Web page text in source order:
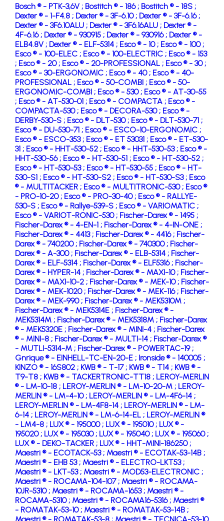
Bosch ® - PTK-3,6V ; Bostitch ® - 186 ; Bostitch ® - 18S ;
Dexter ® - 1-F4.8 ; Dexter ® - 3F-6.10 ; Dexter ® - 3F-6.16 ;
Dexter ® - 3F6.10ALU ; Dexter ® - 3F6.16ALU ; Dexter ® -
4F-6.16 ; Dexter ® - 930915 ; Dexter ® - 930916 ; Dexter ® -
ELB4.8V ; Dexter ® - ELF-5314 ; Esco ® - 10 ; Esco ® - 100 ;
Esco ® - 100-ELEC ; Esco ® - 100-ELECTRIC ; Esco ® - 153
; Esco ® - 20 ; Esco ® - 20-PROFESSIONAL ; Esco ® - 30 ;
Esco ® - 30-ERGONOMIC ; Esco ® - 40 ; Esco ® - 40-
PROFESSIONAL ; Esco ® - 50-COMBI ; Esco ® - 50-
ERGONOMIC-COMBI ; Esco ® - 530 ; Esco ® - AT-30-55
; Esco ® - AT-530-01 ; Esco ® - COMPACTA ; Esco ® -
COMPACTA-530 ; Esco ® - DECORA-530 ; Esco ® -
DERBY-530-S ; Esco ® - DLT-530 ; Esco ® - DLT-530-71 ;
Esco ® - DU-530-71 ; Esco ® - ESCO-10-ERGONOMIC ;
Esco ® - ESCO-353 ; Esco ® - ET 53031 ; Esco ® - ET-530-
31 ; Esco ® - HHT-530-52 ; Esco ® - HHT-530-53 ; Esco ® -
HHT-530-56 ; Esco ® - HT-530-51 ; Esco ® - HT-530-52 ;
Esco ® - HT-530-53 ; Esco ® - HT-530-55 ; Esco ® - HT-
530-S1 ; Esco ® - HT-530-S2 ; Esco ® - HT-530-S3 ; Esco
® - MULTITACKER ; Esco ® - MULTITRONIC-530 ; Esco ®
- PRO-10-20 ; Esco ® - PRO-30-40 ; Esco ® - RALLYE-
530-S ; Esco ® - Rallye-539-S ; Esco ® - VARIOMATIC ;
Esco ® - VARIOT-RONIC-530 ; Fischer-Darex ® - 1495 ;
Fischer-Darex ® - 4-EN-1 ; Fischer-Darex ® - 4-IN-ONE ;
Fischer-Darex ® - 4413 ; Fischer-Darex ® - 4416 ; Fischer-
Darex ® - 740200 ; Fischer-Darex ® - 740300 ; Fischer-
Darex ® - A-300 ; Fischer-Darex ® - ELB-5314 ; Fischer-
Darex ® - ELF-5314 ; Fischer-Darex ® - ELF5316 ; Fischer-
Darex ® - HYPER-14 ; Fischer-Darex ® - MAXI-10 ; Fischer-
Darex ® - MAXI-10-2 ; Fischer-Darex ® - MEK-10 ; Fischer-
Darex ® - MEK-1020 ; Fischer-Darex ® - MEK-116 ; Fischer-
Darex ® - MEK-990 ; Fischer-Darex ® - MEK5310M ;
Fischer-Darex ® - MEK5314E ; Fischer-Darex ® -
MEK5314M ; Fischer-Darex ® - MEK5318M ; Fischer-Darex
® - MEK5320E ; Fischer-Darex ® - MINI-4 ; Fischer-Darex
® - MINI-8 ; Fischer-Darex ® - MULTI-14 ; Fischer-Darex ®
- MUTLI-5314-M ; Fischer-Darex ® - POWERTAC-19 ;
Gnrique ® - EINHELL-TC-EN-20-E ; Ironside ® - 140005 ;
KINZO ® - 16S802 ; KWB ® - T-17 ; KWB ® - T14 ; KWB ® -
T9-T8 ; KWB ® - TACKERTRONIC-TT18 ; LEROY-MERLIN
® - LM-10-18 ; LEROY-MERLIN ® - LM-10-20-M ; LEROY-
MERLIN ® - LM-4-10 ; LEROY-MERLIN ® - LM-4F6-14 ;
LEROY-MERLIN ® - LM-4F8-14 ; LEROY-MERLIN ® - LM-
6-14 ; LEROY-MERLIN ® - LM-6-14-EL ; LEROY-MERLIN ®
- LM4-8 ; LUX ® - 195000 ; LUX ® - 195010 ; LUX ® -
195020 ; LUX ® - 195030 ; LUX ® - 195040 ; LUX ® - 195060 ;
LUX ® - DEKO-TACKER ; LUX ® - HHT-MINI-186250 ;
Maestri ® - ECOTACK-53 ; Maestri ® - ECOTAK-53-14B ;
Maestri ® - EHB 53 ; Maestri ® - ELECTRO-LKT53 ;
Maestri ® - LKT-53 ; Maestri ® - MOD53-ELECTRONIC ;
Maestri ® - ROCAMA-104-107 ; Maestri ® - ROCAMA-
10JR-5310 ; Maestri ® - ROCAMA-1653 ; Maestri ® -
ROCAMA-5310 ; Maestri ® - ROCAMA16-5316 ; Maestri ®
- ROMATAK-53-10 ; Maestri ® - ROMATAK-53-14B ;
Maestri ® - ROMATAK-53-8 ; Maestri ® - TECNICA-53-10